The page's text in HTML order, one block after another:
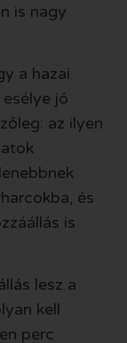
is nagy
a hazai
jó
az ilyen
és
is
lesz a
kell
perc